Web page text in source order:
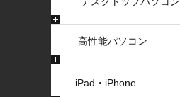
高性能パソコン
iPad・iPhone